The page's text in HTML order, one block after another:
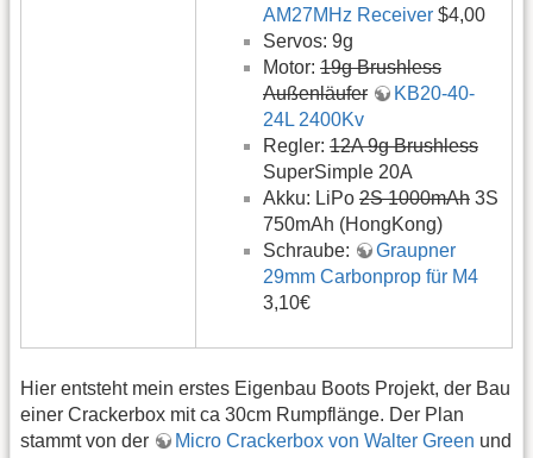
AM27MHz Receiver $4,00
Servos: 9g
Motor: 19g Brushless
Außenläufer
KB20-40-
24L 2400Kv
Regler: 12A 9g Brushless
SuperSimple 20A
Akku: LiPo 2S 1000mAh 3S
750mAh (HongKong)
Schraube:
Graupner
29mm Carbonprop für M4
3,10€
Hier entsteht mein erstes Eigenbau Boots Projekt, der Bau
einer Crackerbox mit ca 30cm Rumpflänge. Der Plan
stammt von der
Micro Crackerbox von Walter Green und